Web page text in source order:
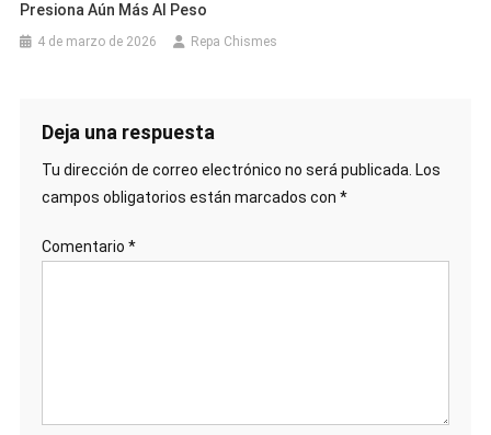
Presiona Aún Más Al Peso
4 de marzo de 2026 Repa Chismes
Deja una respuesta
Tu dirección de correo electrónico no será publicada. Los
campos obligatorios están marcados con *
Comentario *